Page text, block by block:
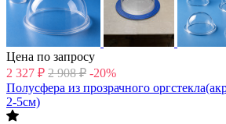
Цена по запросу
2 327 ₽ 2 908 ₽ -20%
Полусфера из прозрачного
2-5см)